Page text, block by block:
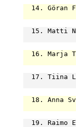
14. Göran
15. Matti
16. Marja
17. Tiina
18. Anna
19. Raimo